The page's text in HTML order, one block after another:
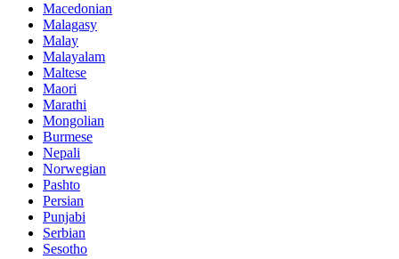
Macedonian
Malagasy
Malay
Malayalam
Maltese
Maori
Marathi
Mongolian
Burmese
Nepali
Norwegian
Pashto
Persian
Punjabi
Serbian
Sesotho